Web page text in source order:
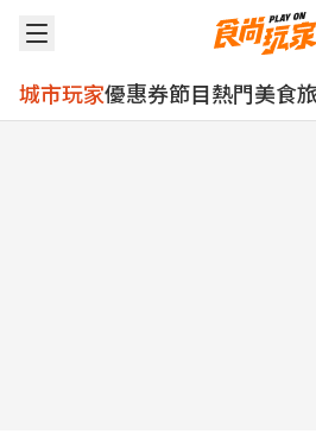
城市玩家優惠券節目熱門美食